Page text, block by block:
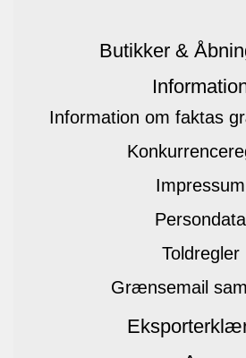
Butikker &
Information om faktas
Impressum
Persondata
Toldregler
Grænsemail